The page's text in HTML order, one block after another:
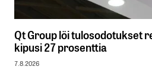
Qt Group löi tulosodotukset
kipusi 27 prosenttia
7.8.2026